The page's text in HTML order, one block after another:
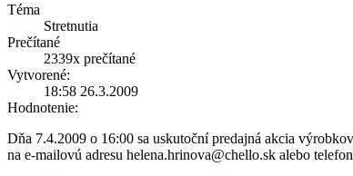
Téma
Stretnutia
Prečítané
2339x prečítané
Vytvorené:
18:58 26.3.2009
Hodnotenie:
Dňa 7.4.2009 o 16:00 sa uskutoční predajná akcia
na e-mailovú adresu helena.hrinova@chello.sk alebo